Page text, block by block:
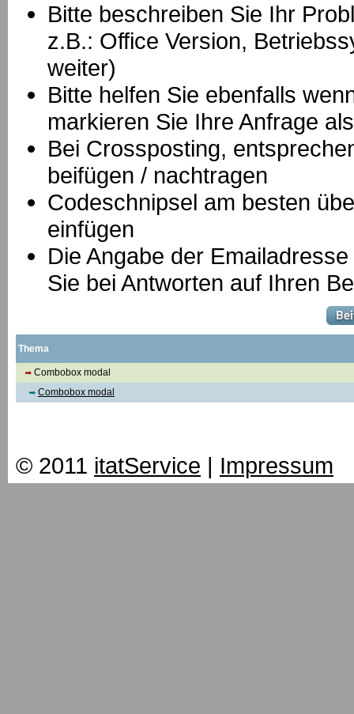
Bitte beschreiben Sie Ihr
z.B.: Office Version,
weiter)
Bitte helfen Sie ebenfalls
markieren Sie Ihre Anfrage
Bei Crossposting,
beifügen / nachtragen
Codeschnipsel am besten
einfügen
Die Angabe der
Sie bei Antworten auf Ihren
Thema
Combobox modal
Combobox modal
© 2011 itatService | Impressum